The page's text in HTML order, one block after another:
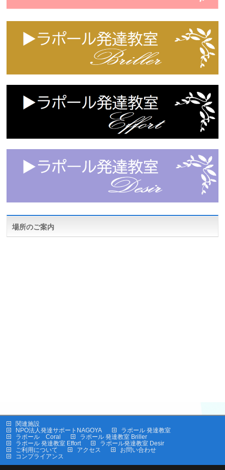
場所のご案内
関連施設
NPO法人発達サポートNAGOYA
ラポール 発達教室
ラポール Coral
ラポール 発達教室 Briller
ラポール 発達教室 Effort
ラポール発達教室 Desir
ご利用について
アクセス
お問い合わせ
コンプライアンス